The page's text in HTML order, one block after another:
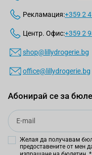
Рекламация:+359 2
Центр. Офис:+359 2
shop@lillydrogerie.bg
office@lillydrogerie.bg
Абонирай се за
Email
Желая да получавам
предоставените от мен